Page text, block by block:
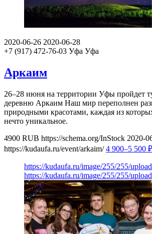
2020-06-26 2020-06-28
+7 (917) 472-76-03 Уфа Уфа
Аркаим
26–28 июня на территории Уфы пройдет
деревню Аркаим Наш мир переполнен
природными красотами, каждая из
нечто уникальное.
4900 RUB https://schema.org/InStock 2020-
https://kudaufa.ru/event/arkaim/ 4 900–5 500 ₽
https://kudaufa.ru/image/255/255/
https://kudaufa.ru/image/255/255/